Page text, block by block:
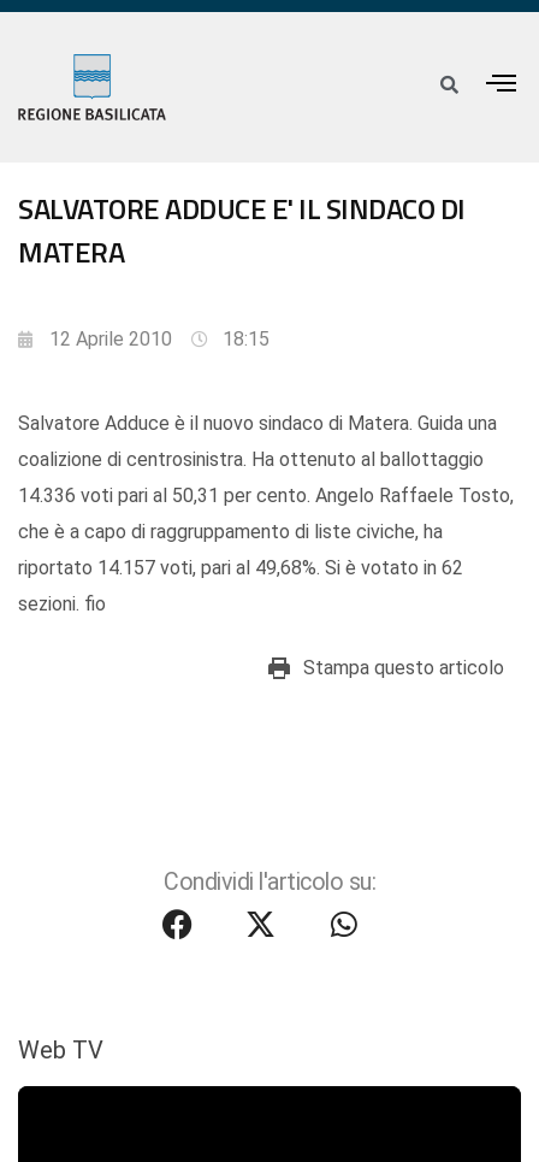
SALVATORE ADDUCE E' IL SINDACO DI
MATERA
12 Aprile 2010 18:15
Salvatore Adduce è il nuovo sindaco di Matera. Guida una
coalizione di centrosinistra. Ha ottenuto al ballottaggio
14.336 voti pari al 50,31 per cento. Angelo Raffaele Tosto,
che è a capo di raggruppamento di liste civiche, ha
riportato 14.157 voti, pari al 49,68%. Si è votato in 62
sezioni. fio
Stampa questo articolo
Condividi l'articolo su:
Web TV